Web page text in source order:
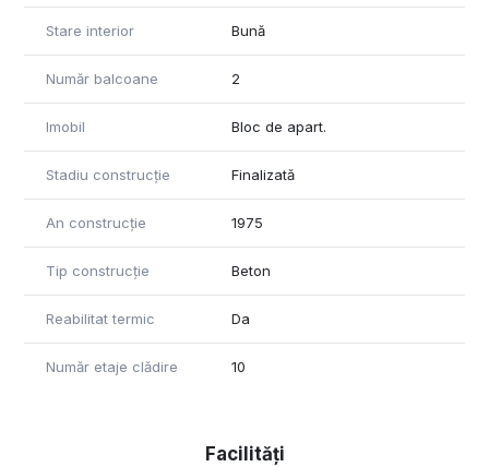
Stare interior Bună
Număr balcoane 2
Imobil Bloc de apart.
Stadiu construcție Finalizată
An construcție 1975
Tip construcție Beton
Reabilitat termic Da
Număr etaje clădire 10
Facilități